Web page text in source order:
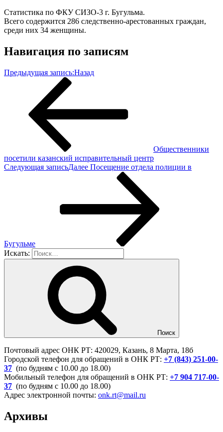
Статистика по ФКУ СИЗО-3 г. Бугульма.
Всего содержится 286 следственно-арестованных граждан,
среди них 34 женщины.
Навигация по записям
Предыдущая запись:Назад
Общественники
посетили казанский исправительный центр
Следующая записьДалее Посещение отдела полиции в
Бугульме
Искать:
Поиск
Почтовый адрес ОНК РТ: 420029, Казань, 8 Марта, 18б
Городской телефон для обращений в ОНК РТ: +7 (843) 251-00-
37 (по будням с 10.00 до 18.00)
Мобильный телефон для обращений в ОНК РТ: +7 904 717-00-
37 (по будням с 10.00 до 18.00)
Адрес электронной почты: onk.rt@mail.ru
Архивы